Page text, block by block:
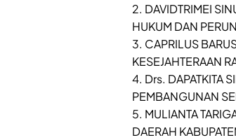
2. DAVIDTRIMEI
HUKUM DAN
3. CAPRILUS
KESEJAHTERAAN
4. Drs. DAPATKITA
PEMBANGUNAN
5. MULIANTA
DAERAH